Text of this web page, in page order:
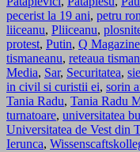
pecerist la 19 ani, petru
liiceanu, Pliiceanu,
protest, Putin, Q Magazine
tismaneanu, reteaua
Media, Sar, Securitatea, sie
in civil si curistii ei, sorin
Tania Radu, Tania Radu
turnatoare, universitatea
Universitatea de Vest din
Ierunca,